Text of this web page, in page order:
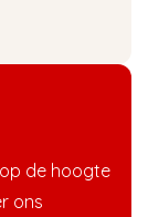
de hoogte
ons